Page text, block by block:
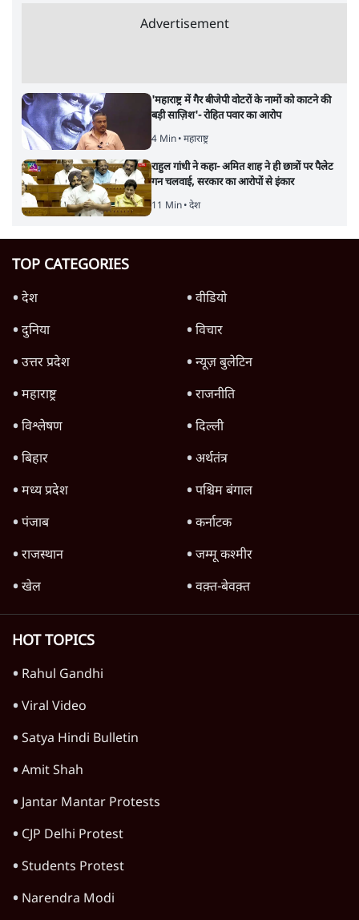
Advertisement
'महाराष्ट्र में गैर बीजेपी वोटरों के नामों को काटने की
बड़ी साज़िश'- रोहित पवार का आरोप
4 Min• महाराष्ट्र
राहुल गांधी ने कहा- अमित शाह ने ही छात्रों पर पैलेट
गन चलवाई, सरकार का आरोपों से इंकार
11 Min• देश
TOP CATEGORIES
देश
वीडियो
दुनिया
विचार
उत्तर प्रदेश
न्यूज़ बुलेटिन
महाराष्ट्र
राजनीति
विश्लेषण
दिल्ली
बिहार
अर्थतंत्र
मध्य प्रदेश
पश्चिम बंगाल
पंजाब
कर्नाटक
राजस्थान
जम्मू कश्मीर
खेल
वक़्त-बेवक़्त
HOT TOPICS
Rahul Gandhi
Viral Video
Satya Hindi Bulletin
Amit Shah
Jantar Mantar Protests
CJP Delhi Protest
Students Protest
Narendra Modi